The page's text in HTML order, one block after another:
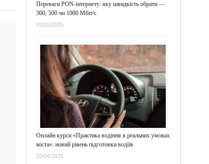
Переваги PON-інтернету: яку швидкість обрати —
300, 500 чи 1000 Мбіт/с
02/05/2025
Онлайн курси «Практика водіння в реальних умовах
міста»: новий рівень підготовки водіїв
25/04/2025